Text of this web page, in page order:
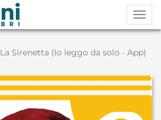
La Sirenetta (Io leggo da solo - App)